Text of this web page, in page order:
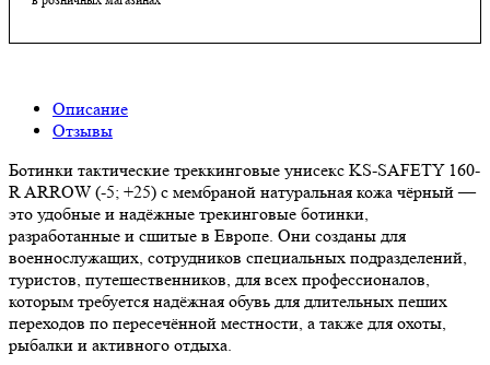
Описание
Отзывы
Ботинки тактические треккинговые унисекс KS-SAFETY 160-
R ARROW (-5; +25) с мембраной натуральная кожа чёрный —
это удобные и надёжные трекинговые ботинки,
разработанные и сшитые в Европе. Они созданы для
военнослужащих, сотрудников специальных подразделений,
туристов, путешественников, для всех профессионалов,
которым требуется надёжная обувь для длительных пеших
переходов по пересечённой местности, а также для охоты,
рыбалки и активного отдыха.